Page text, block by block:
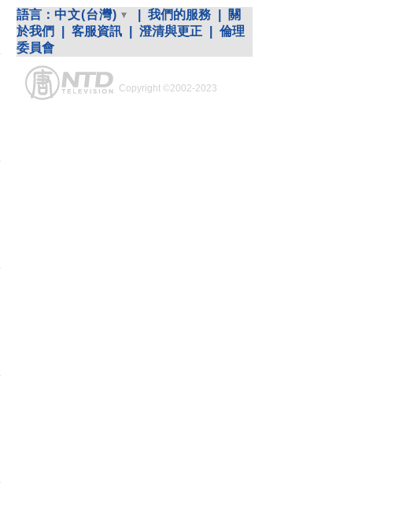
語言： 中文(台灣) 我們的服務
關
於我們
客服資訊 澄清與更正
倫理
委員會
Copyright ©2002-2023